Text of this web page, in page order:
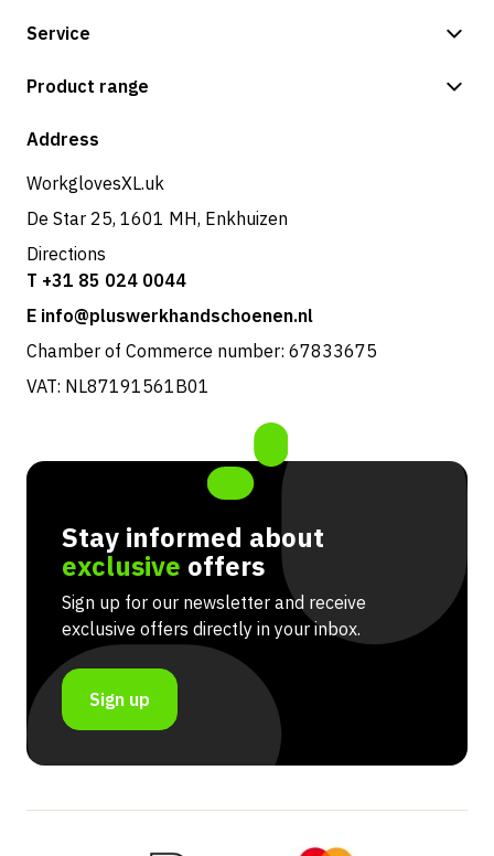
Service
Payment methods
Returns & service
Product range
Shop
Address
WorkglovesXL.uk
De Star 25, 1601 MH, Enkhuizen
Directions
T +31 85 024 0044
E info@pluswerkhandschoenen.nl
Chamber of Commerce number: 67833675
VAT: NL87191561B01
Stay informed about
exclusive offers
Sign up for our newsletter and receive
exclusive offers directly in your inbox.
Sign up